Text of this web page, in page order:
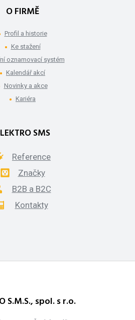
O FIRMĚ
Profil a historie
Ke stažení
oznamovací systém
Kalendář akcí
Novinky a akce
Kariéra
SMS
Reference
Značky
B2B a B2C
Kontakty
S.M.S., spol. s r.o.